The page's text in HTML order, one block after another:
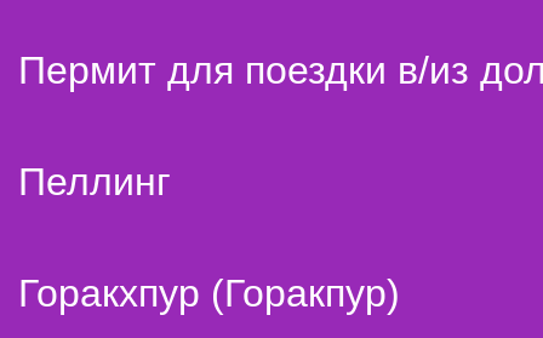
Пермит для поездки в/из
Пеллинг
Горакхпур (Горакпур)